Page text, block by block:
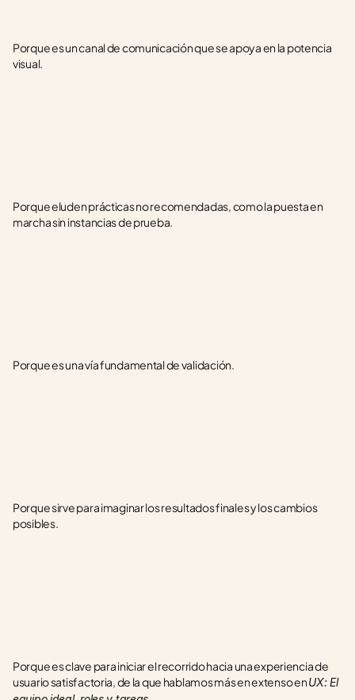
Porque es un canal de comunicación que se apoya en la potencia
visual.
Porque eluden prácticas no recomendadas, como la puesta en
marcha sin instancias de prueba.
Porque es una vía fundamental de validación.
Porque sirve para imaginar los resultados finales y los cambios
posibles.
Porque es clave para iniciar el recorrido hacia una experiencia de
usuario satisfactoria, de la que hablamos más en extenso en UX: El